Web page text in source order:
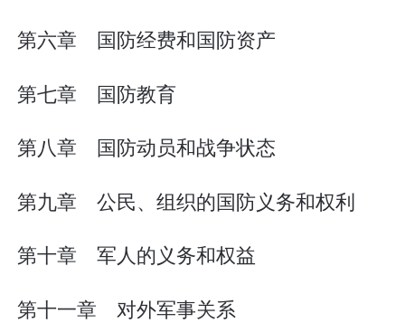
第六章 国防经费和国防资产
第七章 国防教育
第八章 国防动员和战争状态
第九章 公民、组织的国防义务和权利
第十章 军人的义务和权益
第十一章 对外军事关系